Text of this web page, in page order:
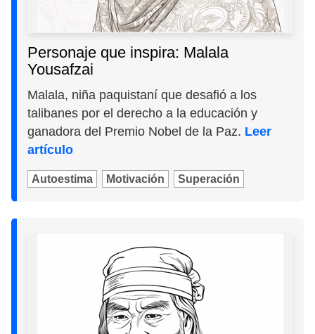
Personaje que inspira: Malala
Yousafzai
Malala, niña paquistaní que desafió a los
talibanes por el derecho a la educación y
ganadora del Premio Nobel de la Paz. Leer
artículo
Autoestima Motivación Superación